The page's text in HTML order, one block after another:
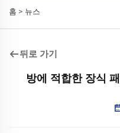
홈 > 뉴스
뒤로 가기
방에 적합한 장식